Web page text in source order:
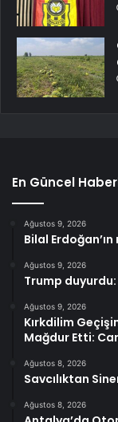
En Güncel
Ağustos 9, 2026
Bilal
Ağustos 9, 2026
Trump
Ağustos 9, 2026
Kırkdilim
Mağdur Etti:
Ağustos 8, 2026
Savcılıktan
Ağustos 8, 2026